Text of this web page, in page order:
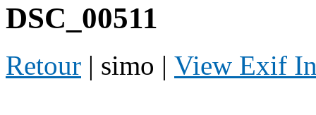
DSC_00511
Retour | simo | View Exif